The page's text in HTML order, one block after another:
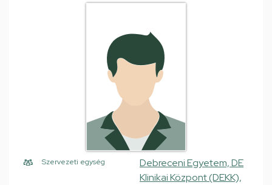
Szervezeti egység
Debreceni Egyetem, DE
Klinikai Központ (DEKK),